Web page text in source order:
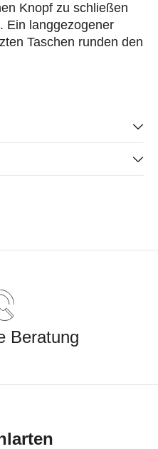
Knopf zu schließen
Ein langgezogener
Taschen runden den
Beratung